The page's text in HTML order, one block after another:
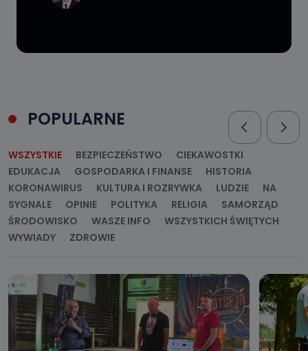
POPULARNE
WSZYSTKIE BEZPIECZEŃSTWO
CIEKAWOSTKI
EDUKACJA
GOSPODARKA I FINANSE
HISTORIA
KORONAWIRUS
KULTURA I ROZRYWKA LUDZIE
NA
SYGNALE
OPINIE POLITYKA RELIGIA
SAMORZĄD
ŚRODOWISKO
WASZE INFO
WSZYSTKICH ŚWIĘTYCH
WYWIADY
ZDROWIE